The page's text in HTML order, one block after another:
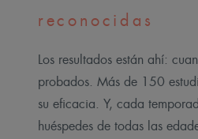
reconocidas
Los resultados están ahí:
probados. Más de 150
su eficacia. Y, cada
huéspedes de todas las